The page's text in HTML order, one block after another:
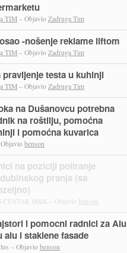
TIM– Objavio Zadruga Tim
-nošenje reklame liftom
TIM– Objavio Zadruga Tim
testa u kuhinji
TIM– Objavio Zadruga Tim
na Dušanovcu potrebna
na roštilju, pomoćna
i pomoćna kuvarica
benson
na poziciji poliranje
pranja (sa
CENTAR M&K – Objavio benson
i pomocni radnici za Alu
alu i staklene fasade
– Objavio benson